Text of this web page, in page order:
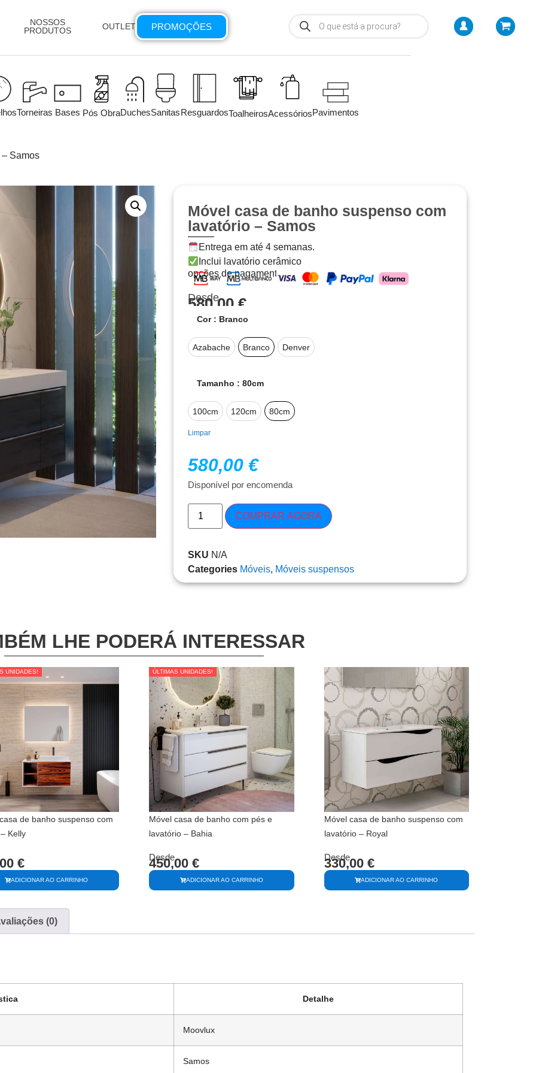
NOSSOS
PRODUTOS
OUTLET PROMOÇÕES
Torneiras Bases Pós ObraDuchesSanitasResguardosToalheirosAcessóriosPavimentos
Samos
Móvel casa de banho suspenso com
lavatório – Samos
Entrega em até 4 semanas.
Inclui lavatório cerâmico
opções de pagamento
Desde
580,00 €
Cor: Branco
Azabache Branco Denver
Tamanho : 80cm
100cm 120cm 80cm
Limpar
580,00 €
Disponível por encomenda
COMPRAR AGORA
SKU N/A
Categories Móveis, Móveis suspensos
LHE PODERÁ INTERESSAR
UNIDADES!
UNIDADES!
de banho suspenso com
Kelly
ADICIONAR AO CARRINHO
€
ÚLTIMAS UNIDADES!
ÚLTIMAS UNIDADES!
Móvel casa de banho com pés e
lavatório – Bahia
ADICIONAR AO CARRINHO
Desde
450,00 €
Móvel casa de banho suspenso com
lavatório – Royal
ADICIONAR AO CARRINHO
Desde
330,00 €
(0)
Detalhe
Moovlux
Samos